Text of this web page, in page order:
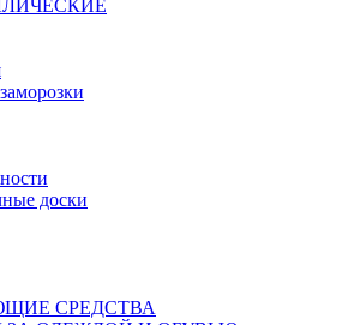
доски
СРЕДСТВА